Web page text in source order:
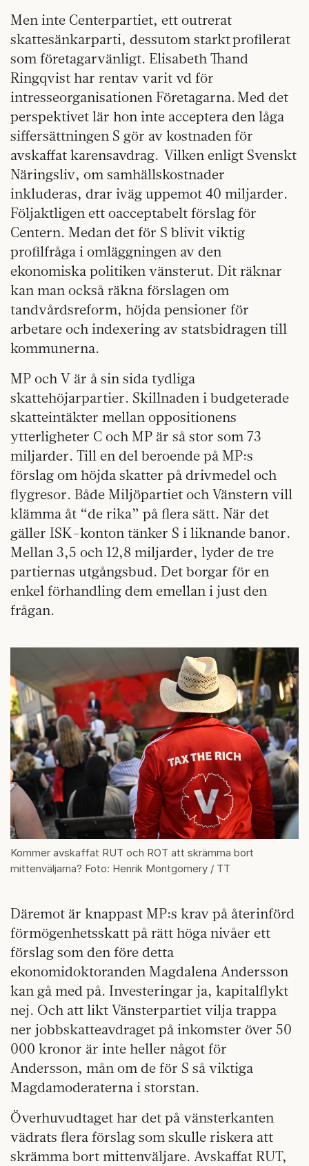
Men inte Centerpartiet, ett outrerat
skattesänkarparti, dessutom starkt profilerat
som företagarvänligt. Elisabeth Thand
Ringqvist har rentav varit vd för
intresseorganisationen Företagarna. Med det
perspektivet lär hon inte acceptera den låga
siffersättningen S gör av kostnaden för
avskaffat karensavdrag. Vilken enligt Svenskt
Näringsliv, om samhällskostnader
inkluderas, drar iväg uppemot 40 miljarder.
Följaktligen ett oacceptabelt förslag för
Centern. Medan det för S blivit viktig
profilfråga i omläggningen av den
ekonomiska politiken vänsterut. Dit räknar
kan man också räkna förslagen om
tandvårdsreform, höjda pensioner för
arbetare och indexering av statsbidragen till
kommunerna.
MP och V är å sin sida tydliga
skattehöjarpartier. Skillnaden i budgeterade
skatteintäkter mellan oppositionens
ytterligheter C och MP är så stor som 73
miljarder. Till en del beroende på MP:s
förslag om höjda skatter på drivmedel och
flygresor. Både Miljöpartiet och Vänstern vill
klämma åt “de rika” på flera sätt. När det
gäller ISK-konton tänker S i liknande banor.
Mellan 3,5 och 12,8 miljarder, lyder de tre
partiernas utgångsbud. Det borgar för en
enkel förhandling dem emellan i just den
frågan.
Kommer avskaffat RUT och ROT att skrämma bort
mittenväljarna? Foto: Henrik Montgomery / TT
Däremot är knappast MP:s krav på återinförd
förmögenhetsskatt på rätt höga nivåer ett
förslag som den före detta
ekonomidoktoranden Magdalena Andersson
kan gå med på. Investeringar ja, kapitalflykt
nej. Och att likt Vänsterpartiet vilja trappa
ner jobbskatteavdraget på inkomster över 50
000 kronor är inte heller något för
Andersson, mån om de för S så viktiga
Magdamoderaterna i storstan.
Överhuvudtaget har det på vänsterkanten
vädrats flera förslag som skulle riskera att
skrämma bort mittenväljare. Avskaffat RUT,